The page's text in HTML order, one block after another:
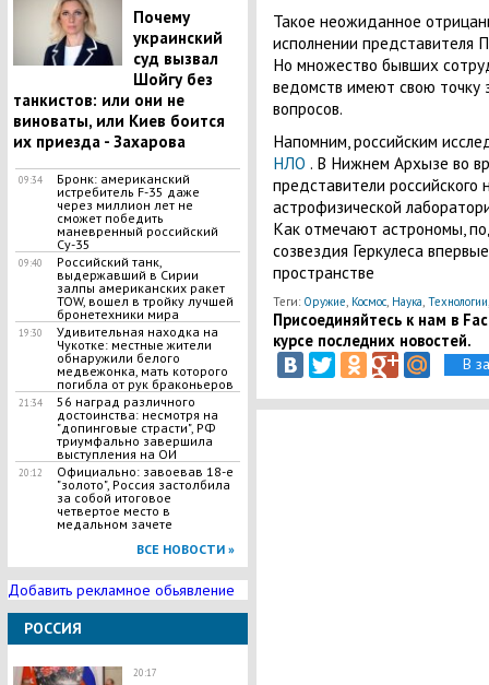
Почему
украинский
суд вызвал
Шойгу без
танкистов: или они не
виноваты, или Киев боится
их приезда - Захарова
09:34
Бронк: американский
истребитель F-35 даже
через миллион лет не
сможет победить
маневренный российский
Су-35
09:40
Российский танк,
выдержавший в Сирии
залпы американских ракет
TOW, вошел в тройку лучшей
бронетехники мира
19:30
​Удивительная находка на
Чукотке: местные жители
обнаружили белого
медвежонка, мать которого
погибла от рук браконьеров
21:34
56 наград различного
достоинства: несмотря на
"допинговые страсти", РФ
триумфально завершила
выступления на ОИ
20:12
Официально: завоевав 18-е
"золото", Россия застолбила
за собой итоговое
четвертое место в
медальном зачете
ВСЕ НОВОСТИ »
Добавить рекламное обьявление
РОССИЯ
20:17
Такое неожиданное
исполнении представителя
Но множество бывших
ведомств имеют свою точку
вопросов.
Напомним, российским
НЛО . В Нижнем Архызе во
представители российского
астрофизической
Как отмечают астрономы,
созвездия Геркулеса
пространстве
Теги: Оружие Космос, Наука Технологии
Присоединяйтесь к нам в
курсе последних новостей.
В